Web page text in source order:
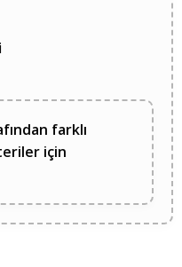
farklı
için